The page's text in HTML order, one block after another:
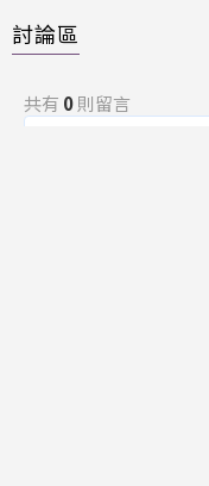
討論區
共有 0則留言